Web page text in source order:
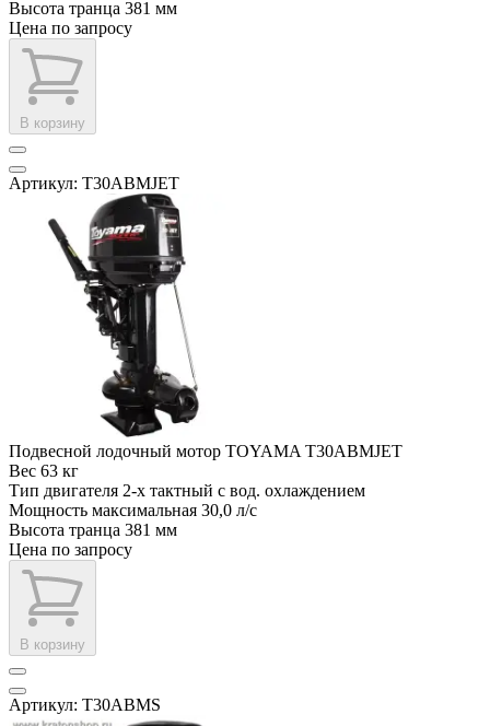
Высота транца 381 мм
Цена по запросу
В корзину
Артикул: T30ABMJET
Подвесной лодочный мотор TOYAMA T30ABMJET
Вес 63 кг
Тип двигателя 2-х тактный с вод. охлаждением
Мощность максимальная 30,0 л/с
Высота транца 381 мм
Цена по запросу
В корзину
Артикул: T30ABMS